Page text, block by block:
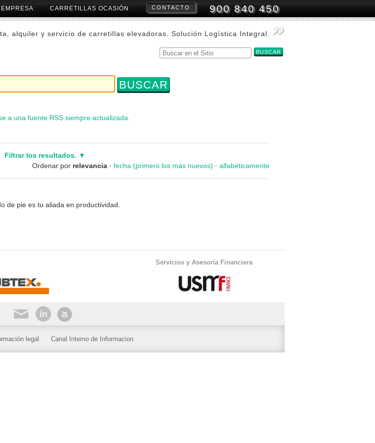
Herramientas
Personales
EMPRESA CARRETILLAS OCASIÓN
Buscar
CONTACTO 900 840 450
alquiler y servicio de carretillas elevadoras. Solución Logística Integral.
a una fuente RSS siempre actualizada.
Filtrar los resultados.
Ordenar por relevancia · fecha (primero los más nuevos) · alfabéticamente
de pie es tu aliada en productividad.
Servicios y Asesoría Financiera
legal Canal Interno de Informacion